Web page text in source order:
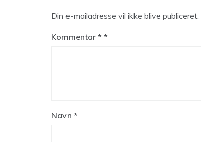
Din e-mailadresse vil ikke blive publiceret.
Kommentar *
Navn *